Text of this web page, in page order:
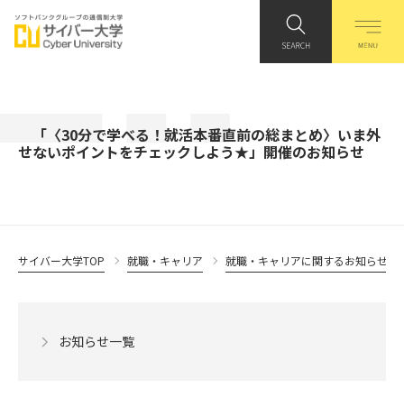
「〈30分で学べる！就活本番直前の総まとめ〉いま外
せないポイントをチェックしよう★」開催のお知らせ
サイバー大学TOP 就職・キャリア 就職・キャリアに関するお知らせ
お知らせ一覧